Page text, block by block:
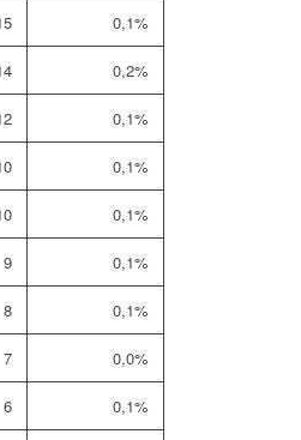
0,1%
0,2%
0,1%
0,1%
0,1%
9 0,1%
8 0,1%
7 0,0%
6 0,1%